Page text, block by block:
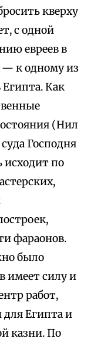
кверху
с одной
евреев в
— к одному из
Как
(Нил
Господня
исходит по
фараонов.
было
имеет силу и
работ,
для Египта и
казни. По